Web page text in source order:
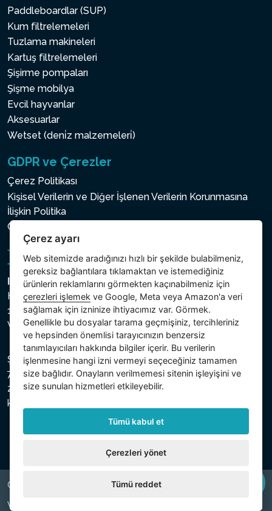
Paddleboardlar (SUP)
Kum filtrelemeleri
Tuzlama makineleri
Kartuş filtrelemeleri
Şişirme pompaları
Şişme mobilya
Evcil hayvanlar
Aksesuarlar
Wetset (deni̇z malzemeleri̇)
GDPR ve Çerezler
Çerez Politikası
Kişisel Verilerin ve Diğer İşlenen Verilerin Korunmasına
İlişkin Politika
Çerez ayarı
Intex Trading, s.r.o.
Hradecká 2526/3
130 00 Praha 3
Vinohrady - Česká republika
Şirket, Prag Şehir Mahkemesi Ticaret Sicilinde C bölümü,
74759 numaralı dosya altında, Vergi Kimlik Numarası (IČ)
26150808 ve KDV Numarası (DIČ) CZ26150808 ile
kayıtlıdır.
Copyright © 2026 INTEX TRADING s.r.o. All rights reserved.
Web by
Çerez ayarı
Web sitemizde aradığınızı hızlı bir şekilde bulabilmeniz,
gereksiz bağlantılara tıklamaktan ve istemediğiniz
ürünlerin reklamlarını görmekten kaçınabilmeniz için
çerezleri işlemek ve Google, Meta veya Amazon'a veri
sağlamak için izninize ihtiyacımız var. Görmek.
Genellikle bu dosyalar tarama geçmişiniz, tercihleriniz
ve hepsinden önemlisi tarayıcınızın benzersiz
tanımlayıcıları hakkında bilgiler içerir. Bu verilerin
işlenmesine hangi izni vermeyi seçeceğiniz tamamen
size bağlıdır. Onayların verilmemesi sitenin işleyişini ve
size sunulan hizmetleri etkileyebilir.
Tümü kabul et
Çerezleri yönet
Tümü reddet